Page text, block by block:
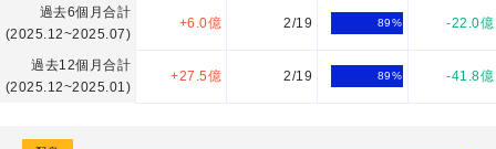
村
過去6個月合計
(2025.12~2025.07)
+6.0億 2/19 89% -22.0億
過去12個月合計
(2025.12~2025.01)
+27.5億 2/19 89% -41.8億